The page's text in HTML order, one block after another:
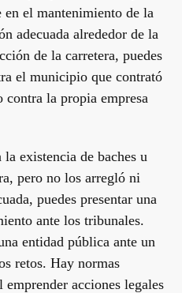
el mantenimiento de la
adecuada alrededor de la
de la carretera, puedes
el municipio que contrató
contra la propia empresa
existencia de baches u
pero no los arregló ni
puedes presentar una
ante los tribunales.
entidad pública ante un
retos. Hay normas
emprender acciones legales